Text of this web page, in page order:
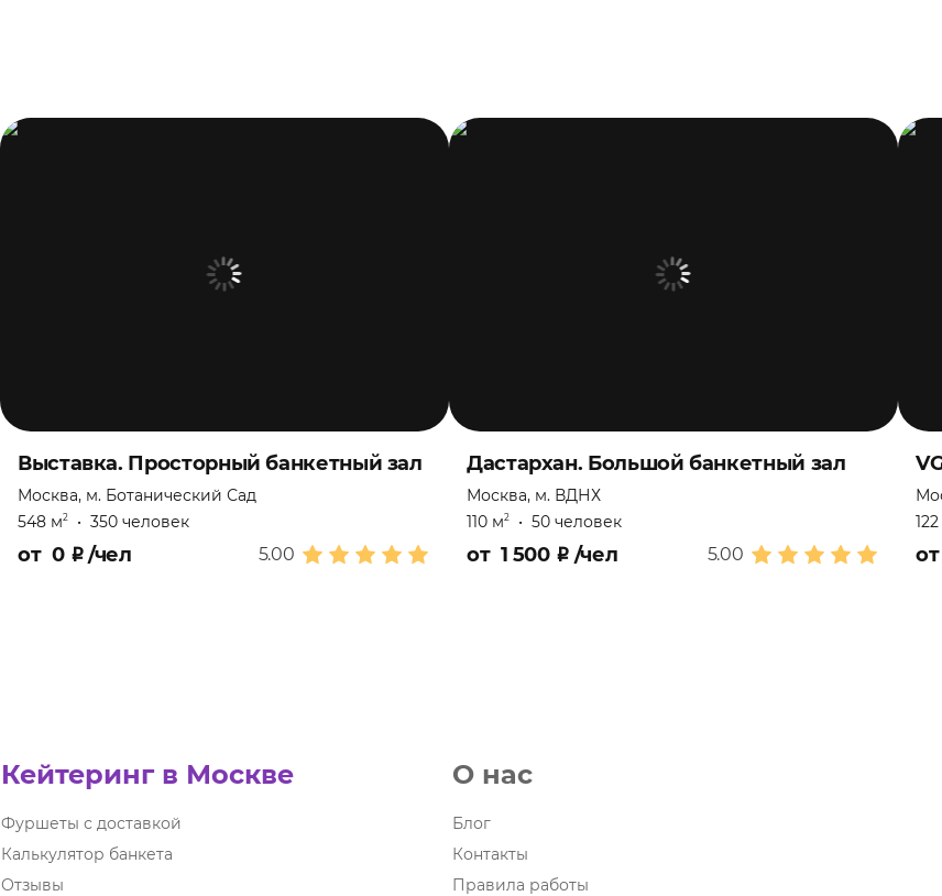
Выставка. Просторный банкетный зал
Москва, м. Ботанический Сад
548 м2 • 350 человек
5.00
от 0 ₽/чел
Дастархан. Большой банкетный зал
Москва, м. ВДНХ
110 м2 • 50 человек
5.00
от 1 500 ₽ /чел
Кейтеринг в Москве
Фуршеты с доставкой
Калькулятор банкета
Отзывы
О нас
Блог
Контакты
Правила работы